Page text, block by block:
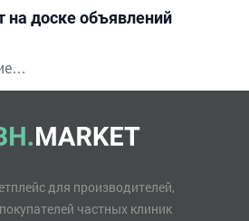
на доске объявлений
для производителей,
частных клиник